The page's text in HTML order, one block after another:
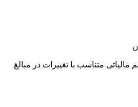
مالیاتی متناسب با تغییرات در مبالغ